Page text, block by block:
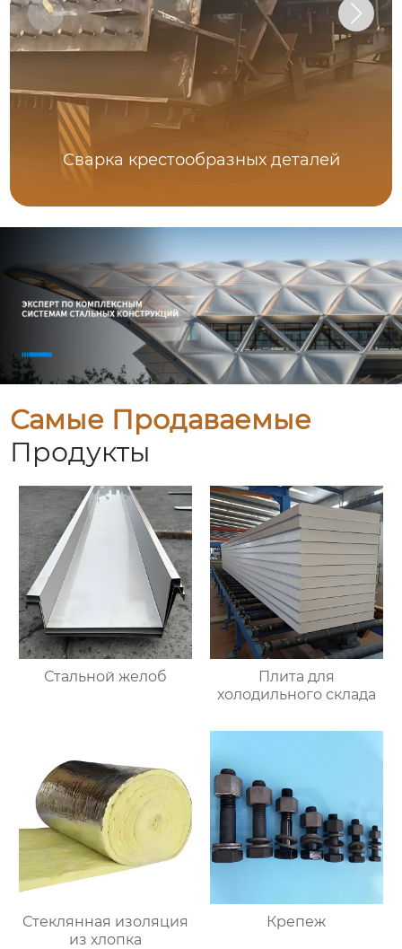
Сварка крестообразных деталей
Самые Продаваемые
Продукты
Стальной желоб
Плита для
холодильного склада
Стеклянная изоляция
из хлопка
Крепеж